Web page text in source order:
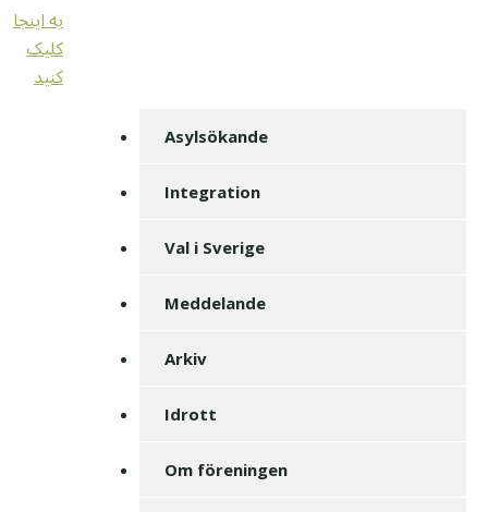
به اینجا
کلیک
کنید
Asylsökande
Integration
Val i Sverige
Meddelande
Arkiv
Idrott
Om föreningen